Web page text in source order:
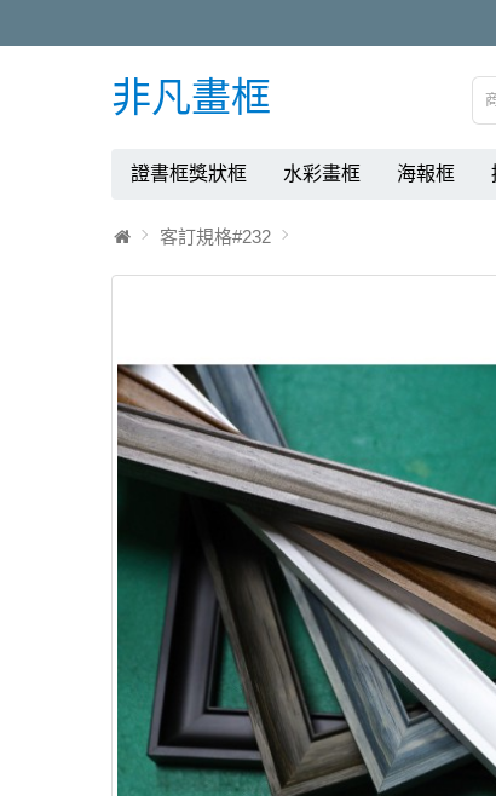
非凡畫框
證書框獎狀框 水彩畫框 海報框
客訂規格#232